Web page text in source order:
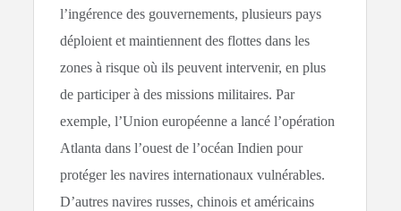
l’ingérence des gouvernements, plusieurs pays
déploient et maintiennent des flottes dans les
zones à risque où ils peuvent intervenir, en plus
de participer à des missions militaires. Par
exemple, l’Union européenne a lancé l’opération
Atlanta dans l’ouest de l’océan Indien pour
protéger les navires internationaux vulnérables.
D’autres navires russes, chinois et américains